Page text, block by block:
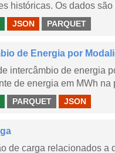
históricas. Os dados
JSON PARQUET
de Energia por
intercâmbio de energia
de energia em MWh
PARQUET JSON
de carga relacionados